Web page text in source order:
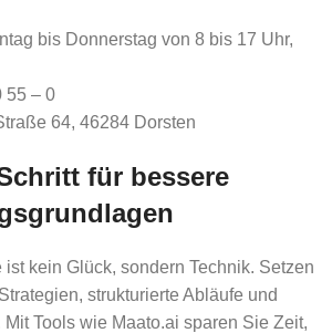
bis Donnerstag von 8 bis 17 Uhr,
55 – 0
64, 46284 Dorsten
für bessere
kein Glück, sondern Technik. Setzen
strukturierte Abläufe und
Tools wie Maato.ai sparen Sie Zeit,